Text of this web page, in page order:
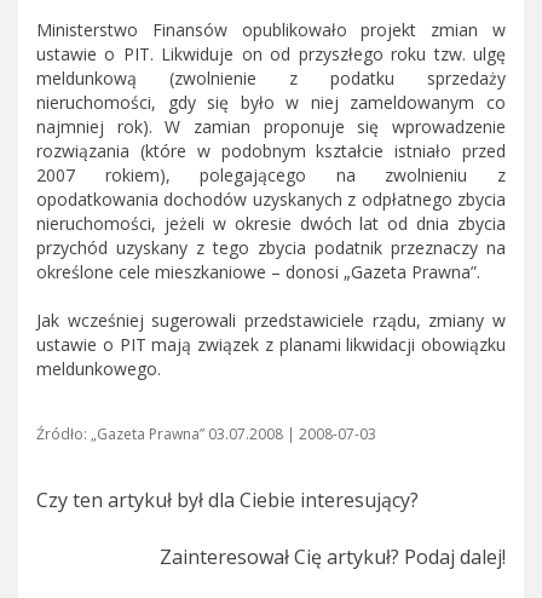
Ministerstwo Finansów opublikowało projekt zmian w
ustawie o PIT. Likwiduje on od przyszłego roku tzw. ulgę
meldunkową (zwolnienie z podatku sprzedaży
nieruchomości, gdy się było w niej zameldowanym co
najmniej rok). W zamian proponuje się wprowadzenie
rozwiązania (które w podobnym kształcie istniało przed
2007 rokiem), polegającego na zwolnieniu z
opodatkowania dochodów uzyskanych z odpłatnego zbycia
nieruchomości, jeżeli w okresie dwóch lat od dnia zbycia
przychód uzyskany z tego zbycia podatnik przeznaczy na
określone cele mieszkaniowe – donosi „Gazeta Prawna”.
Jak wcześniej sugerowali przedstawiciele rządu, zmiany w
ustawie o PIT mają związek z planami likwidacji obowiązku
meldunkowego.
Źródło: „Gazeta Prawna” 03.07.2008 | 2008-07-03
Czy ten artykuł był dla Ciebie interesujący?
Zainteresował Cię artykuł? Podaj dalej!